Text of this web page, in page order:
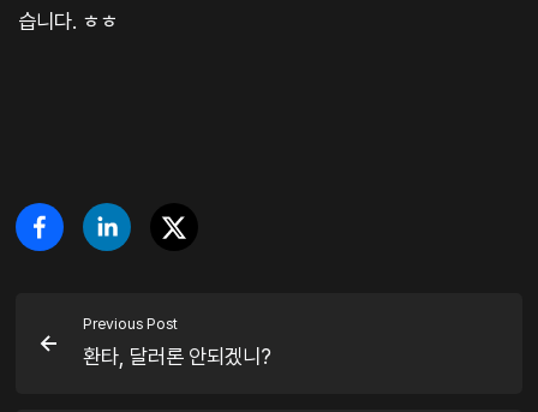
습니다. ㅎㅎ
Previous Post
환타, 달러론 안되겠니?